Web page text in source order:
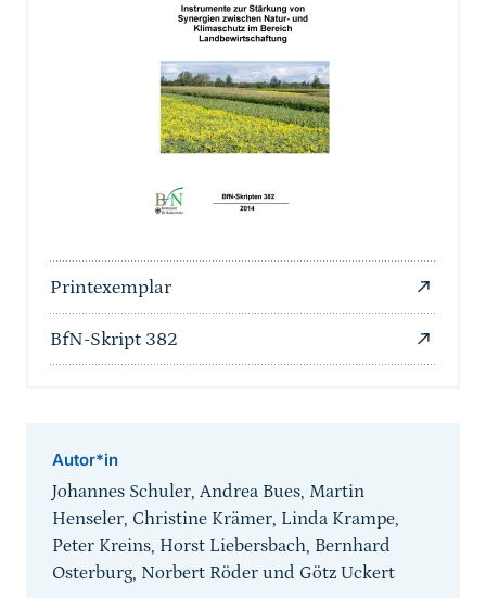
Printexemplar
BfN-Skript 382
Autor*in
Johannes Schuler, Andrea Bues, Martin
Henseler, Christine Krämer, Linda Krampe,
Peter Kreins, Horst Liebersbach, Bernhard
Osterburg, Norbert Röder und Götz Uckert